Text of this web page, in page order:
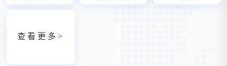
查 看 更 多 >